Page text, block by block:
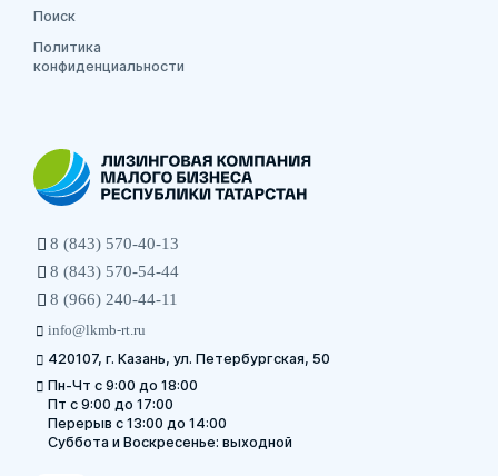
8 (843) 570-40-13
8 (843) 570-54-44
8 (966) 240-44-11
info@lkmb-rt.ru
420107, г. Казань, ул. Петербургская, 50
Пн-Чт с 9:00 до 18:00
Пт с 9:00 до 17:00
Перерыв с 13:00 до 14:00
Суббота и Воскресенье: выходной
Поиск
Политика
конфиденциальности